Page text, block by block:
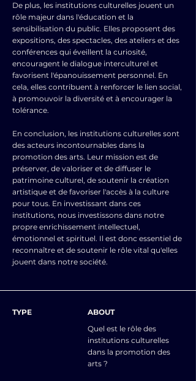
De plus, les institutions culturelles jouent un
rôle majeur dans l'éducation et la
sensibilisation du public. Elles proposent des
expositions, des spectacles, des ateliers et des
conférences qui éveillent la curiosité,
encouragent le dialogue interculturel et
favorisent l'épanouissement personnel. En
cela, elles contribuent à renforcer le lien social,
à promouvoir la diversité et à encourager la
tolérance.
En conclusion, les institutions culturelles sont
des acteurs incontournables dans la
promotion des arts. Leur mission est de
préserver, de valoriser et de diffuser le
patrimoine culturel, de soutenir la création
artistique et de favoriser l'accès à la culture
pour tous. En investissant dans ces
institutions, nous investissons dans notre
propre enrichissement intellectuel,
émotionnel et spirituel. Il est donc essentiel de
reconnaître et de soutenir le rôle vital qu'elles
jouent dans notre société.
TYPE
ABOUT
Quel est le rôle des
institutions culturelles
dans la promotion des
arts ?